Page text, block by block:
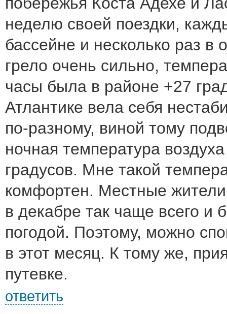
неделю своей поездки,
бассейне и несколько раз в
грело очень сильно,
часы была в районе +27
Атлантике вела себя
по-разному, виной тому
ночная температура
градусов. Мне такой
комфортен. Местные жители
в декабре так чаще всего и
погодой. Поэтому, можно
в этот месяц. К тому же,
путевке.
ответить